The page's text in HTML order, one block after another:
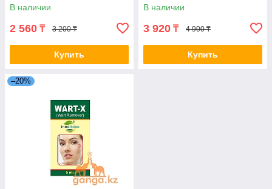
В наличии
2 560 ₸ 3 200 ₸
Купить
В наличии
3 920 ₸ 4 900 ₸
Купить
–20%